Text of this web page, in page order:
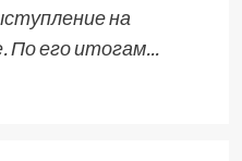
на
По его итогам...